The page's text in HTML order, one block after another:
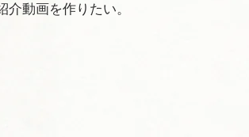
介動画を作りたい。